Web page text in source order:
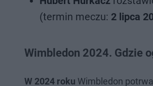
(termin meczu: 2 lipca
Wimbledon 2024. Gdzie
W 2024 roku Wimbledon potrwa